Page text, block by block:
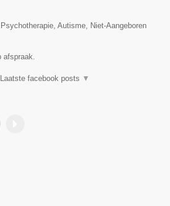
Autisme, Niet-Aangeboren
afspraak.
Laatste facebook posts ▼